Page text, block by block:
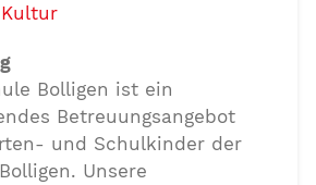
Bolligen ist ein
Betreuungsangebot
und Schulkinder der
Unsere